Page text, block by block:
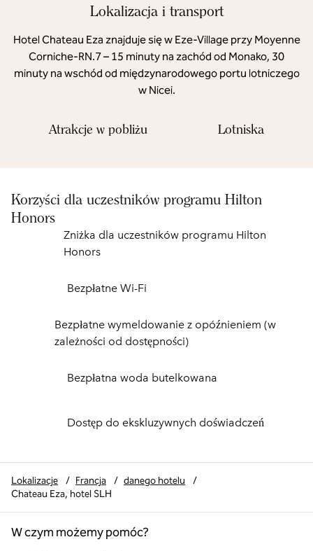
Lokalizacja i transport
Hotel Chateau Eza znajduje się w Eze-Village przy Moyenne
Corniche-RN.7 – 15 minuty na zachód od Monako, 30
minuty na wschód od międzynarodowego portu lotniczego
w Nicei.
Atrakcje w pobliżu Lotniska
Korzyści dla uczestników programu Hilton
Honors
Zniżka dla uczestników programu Hilton
Honors
Bezpłatne Wi-Fi
Bezpłatne wymeldowanie z opóźnieniem (w
zależności od dostępności)
Bezpłatna woda butelkowana
Dostęp do ekskluzywnych doświadczeń
Lokalizacje / Francja / danego hotelu
/
Chateau Eza, hotel SLH
W czym możemy pomóc?